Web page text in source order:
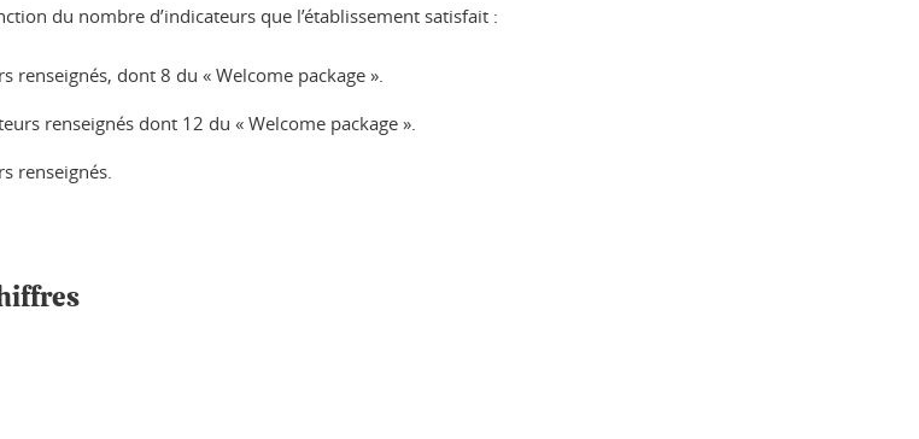
du nombre d’indicateurs que l’établissement satisfait :
renseignés, dont 8 du « Welcome package ».
renseignés dont 12 du « Welcome package ».
renseignés.